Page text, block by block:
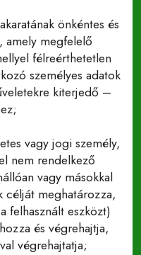
önkéntes és
amely megfelelő
félreérthetetlen
személyes adatok
kiterjedő –
vagy jogi személy,
nem rendelkező
vagy másokkal
célját meghatározza,
felhasznált eszközt)
és végrehajtja,
végrehajtatja;